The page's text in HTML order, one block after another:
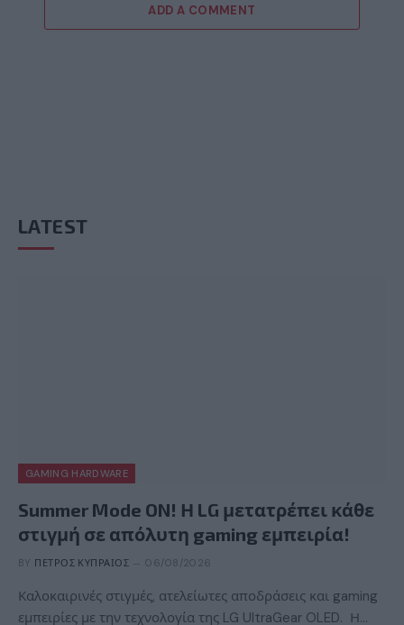
ADD A COMMENT
LATEST
GAMING HARDWARE
Summer Mode ON! Η LG μετατρέπει κάθε
στιγμή σε απόλυτη gaming εμπειρία!
BY ΠΈΤΡΟΣ ΚΥΠΡΑΊΟΣ 06/08/2026
Καλοκαιρινές στιγμές, ατελείωτες αποδράσεις και gaming
εμπειρίες με την τεχνολογία της LG UltraGear OLED. Η…